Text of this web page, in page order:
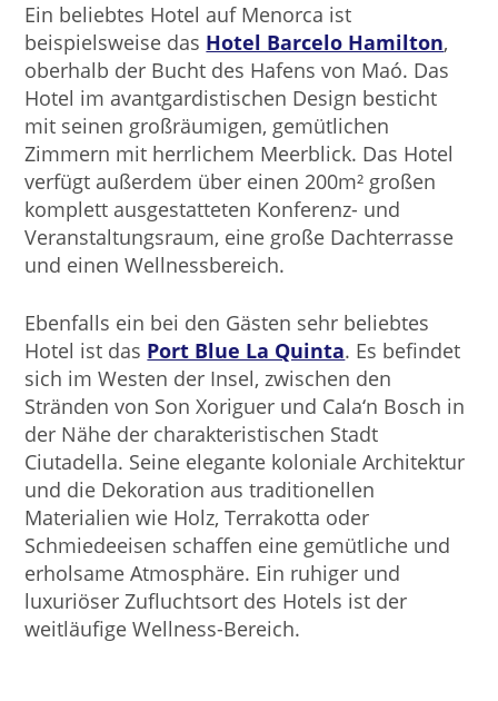
Ein beliebtes Hotel auf Menorca ist
beispielsweise das Hotel Barcelo Hamilton,
oberhalb der Bucht des Hafens von Maó. Das
Hotel im avantgardistischen Design besticht
mit seinen großräumigen, gemütlichen
Zimmern mit herrlichem Meerblick. Das Hotel
verfügt außerdem über einen 200m² großen
komplett ausgestatteten Konferenz- und
Veranstaltungsraum, eine große Dachterrasse
und einen Wellnessbereich.
Ebenfalls ein bei den Gästen sehr beliebtes
Hotel ist das Port Blue La Quinta. Es befindet
sich im Westen der Insel, zwischen den
Stränden von Son Xoriguer und Cala‘n Bosch in
der Nähe der charakteristischen Stadt
Ciutadella. Seine elegante koloniale Architektur
und die Dekoration aus traditionellen
Materialien wie Holz, Terrakotta oder
Schmiedeeisen schaffen eine gemütliche und
erholsame Atmosphäre. Ein ruhiger und
luxuriöser Zufluchtsort des Hotels ist der
weitläufige Wellness-Bereich.